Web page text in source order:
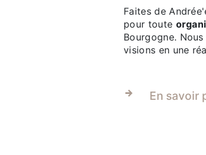
Faites de
pour toute
Bourgogne.
visions en une
En savoir